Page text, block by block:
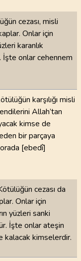
cezası, misli
Onlar için
karanlık
İşte onlar cehennem
karşılığı misli
Allah’tan
kimse de
bir parçaya
[ebedî]
cezası da
Onlar için
yüzleri sanki
İşte onlar ateşin
kalacak kimselerdir.